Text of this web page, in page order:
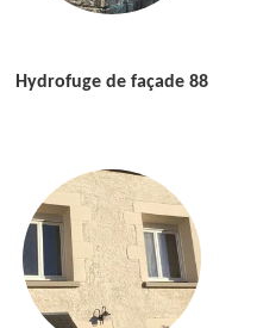
Hydrofuge de façade 88